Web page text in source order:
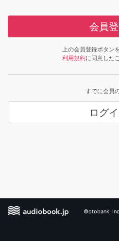
会員
上の会員登録ボタン
利用規約に同意した
すでに会員
ログ
©otobank,